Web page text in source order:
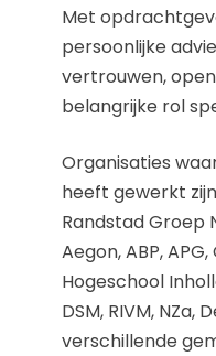
Met
persoonlijke
vertrouwen,
belangrijke rol
Organisaties
heeft gewerkt
Randstad Groep
Aegon, ABP,
Hogeschool
DSM, RIVM, NZa,
verschillende